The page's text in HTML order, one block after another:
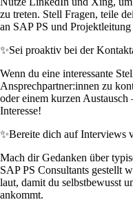
zu treten. Stell Fragen, teile
an SAP PS und
✨Sei proaktiv bei der
Wenn du eine interessante
Ansprechpartner:innen zu
oder einem kurzen Austausch
Interesse!
✨Bereite dich auf Interviews
Mach dir Gedanken über
SAP PS Consultants gestellt
laut, damit du selbstbewusst
ankommt.